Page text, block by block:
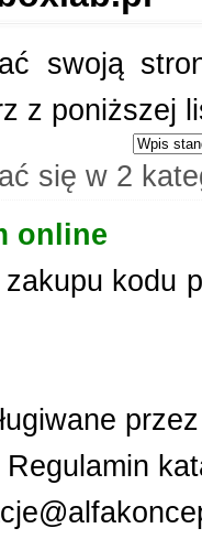
swoją
z poniższej
się w 2
online
kodu
Regulamin